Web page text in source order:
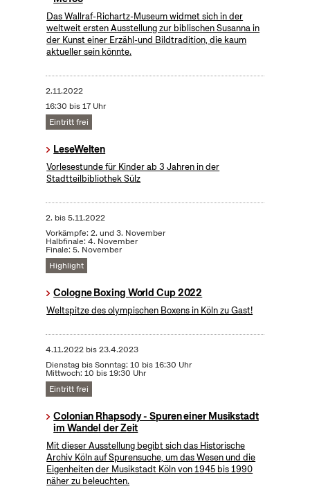
Das Wallraf-Richartz-Museum widmet sich in der
weltweit ersten Ausstellung zur biblischen Susanna in
der Kunst einer Erzähl-und Bildtradition, die kaum
aktueller sein könnte.
2.11.2022
16:30 bis 17 Uhr
Eintritt frei
LeseWelten
Vorlesestunde für Kinder ab 3 Jahren in der
Stadtteilbibliothek Sülz
2. bis5.11.2022
Vorkämpfe: 2. und 3. November
Halbfinale: 4. November
Finale: 5. November
Highlight
Cologne Boxing World Cup 2022
Weltspitze des olympischen Boxens in Köln zu Gast!
4.11.2022bis23.4.2023
Dienstag bis Sonntag: 10 bis 16:30 Uhr
Mittwoch: 10 bis 19:30 Uhr
Eintritt frei
Colonian Rhapsody - Spuren einer Musikstadt
im Wandel der Zeit
Mit dieser Ausstellung begibt sich das Historische
Archiv Köln auf Spurensuche, um das Wesen und die
Eigenheiten der Musikstadt Köln von 1945 bis 1990
näher zu beleuchten.